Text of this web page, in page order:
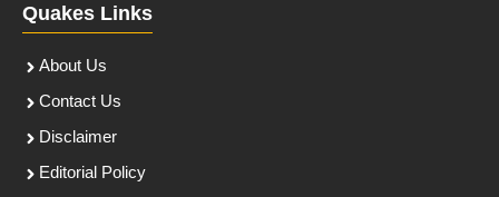
Quakes Links
About Us
Contact Us
Disclaimer
Editorial Policy